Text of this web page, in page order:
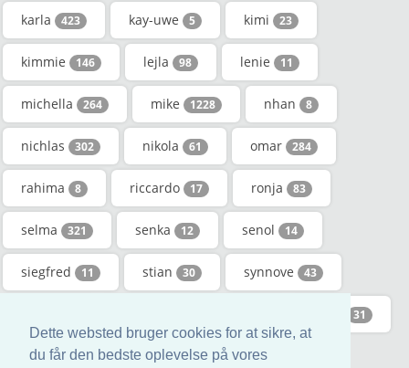
Dette websted bruger cookies for at sikre, at
du får den bedste oplevelse på vores
karla 423 kay-uwe 5 kimi 23
kimmie 146 lejla 98 lenie 11
michella 264 mike 1228 nhan 8
nichlas 302 nikola 61 omar 284
rahima 8 riccardo 17 ronja 83
selma 321 senka 12 senol 14
siegfred 11 stian 30 synnove 43
31
venus 6 yuk 5 zeljka 12